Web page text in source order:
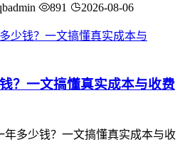
891 2026-08-06
？一文搞懂真实成本与收费
年多少钱？一文搞懂真实成本与收